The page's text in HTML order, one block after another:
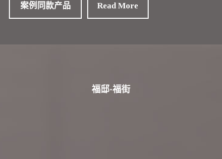
案例同款产品 Read More
案例同款产品 Read More
案例同款产品 Read More
案例同款产品 Read More
案例同款产品 Read More
案例同款产品 Read More
案例同款产品 Read More
案例同款产品 Read More
案例同款产品 Read More
案例同款产品 Read More
福邸·福街